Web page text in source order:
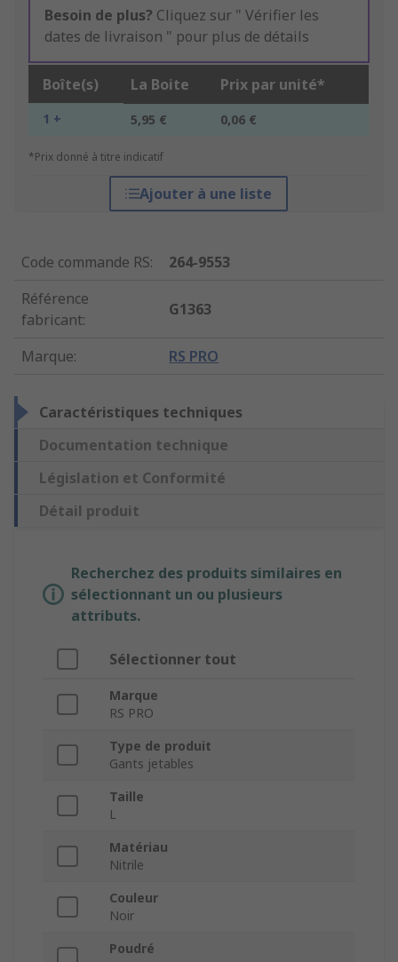
Besoin de plus? Cliquez sur " Vérifier les
dates de livraison " pour plus de détails
Boîte(s) La Boite Prix par unité*
1 + 5,95 € 0,06 €
*Prix donné à titre indicatif
Ajouter à une liste
Code commande RS:
264-9553
Référence
fabricant:
G1363
Marque: RS PRO
Caractéristiques techniques
Documentation technique
Législation et Conformité
Détail produit
Recherchez des produits similaires en
sélectionnant un ou plusieurs
attributs.
Sélectionner tout
Marque
RS PRO
Type de produit
Gants jetables
Taille
L
Matériau
Nitrile
Couleur
Noir
Poudré